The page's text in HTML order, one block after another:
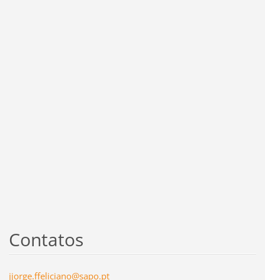
Contatos
jjorge.ffeliciano@sapo.pt